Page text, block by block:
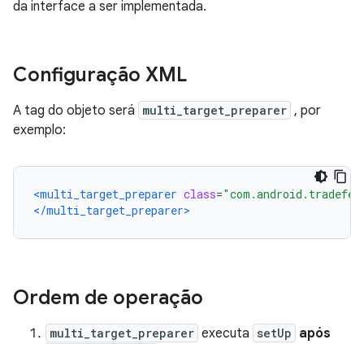
da interface a ser implementada.
Configuração XML
A tag do objeto será multi_target_preparer , por
exemplo:
<multi_target_preparer class=
</multi_target_preparer>
Ordem de operação
multi_target_preparer executa setUp após